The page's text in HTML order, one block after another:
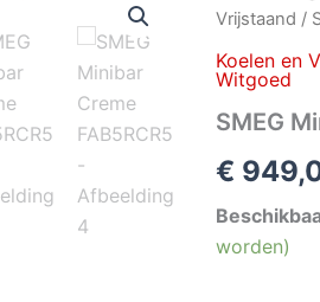
Vrijstaand /
Koelen en
Witgoed
SMEG
€
worden)
Minibar
Creme
FAB5RCR5
aantal